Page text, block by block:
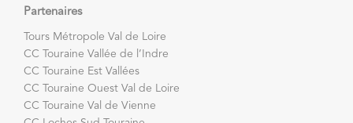
Partenaires
Tours Métropole Val de Loire
CC Touraine Vallée de l’Indre
CC Touraine Est Vallées
CC Touraine Ouest Val de Loire
CC Touraine Val de Vienne